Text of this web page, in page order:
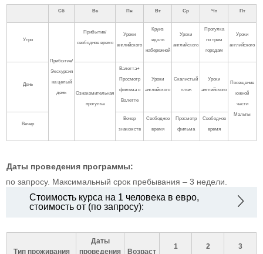
Сб Вс Пн Вт Ср Чт Пт
Утро
Прибытие/
Экскурсия
на целый
день
Прибытие/
свободное время
Уроки
английского
Круиз
вдоль
набережной
Уроки
английского
Прогулка
по трем
городам
Уроки
английского
День
Ознакомительная
прогулка
Валетта+
Просмотр
фильма о
Валетте
Уроки
английского
Cкалистый
пляж
Уроки
английского
Посещение
южной
части
Мальты
Вечер
Вечер
знакомств
Свободное
время
Просмотр
фильма
Свободное
время
Даты проведения программы:
по запросу. Максимальный срок пребывания – 3 недели.
Стоимость курса на 1 человека в евро,
стоимость от (по запросу):
Тип проживания
Даты
проведения
Возраст
1
2
3